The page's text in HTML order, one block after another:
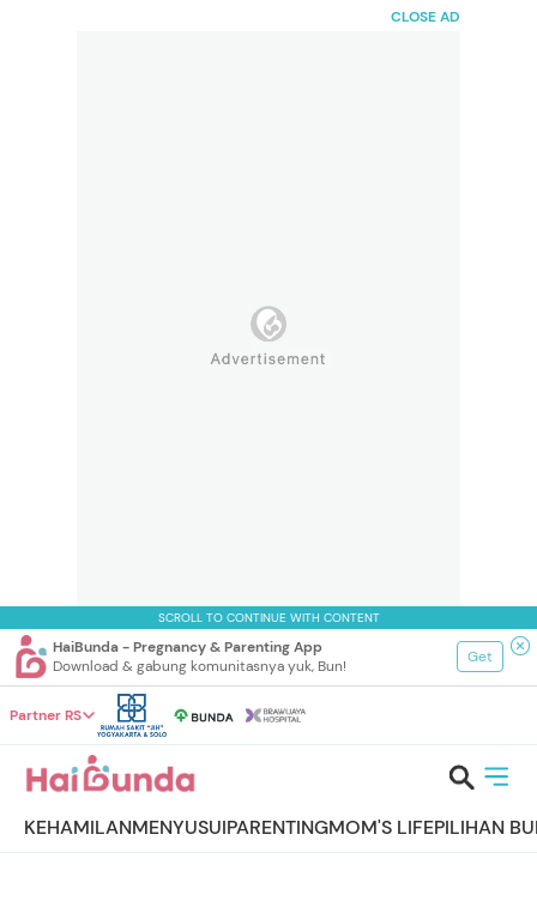
CLOSE AD
SCROLL TO CONTINUE WITH CONTENT
HaiBunda - Pregnancy & Parenting App
Download & gabung komunitasnya yuk, Bun!
Get
Partner RS
KEHAMILANMENYUSUIPARENTINGMOM'S LIFEPILIHAN